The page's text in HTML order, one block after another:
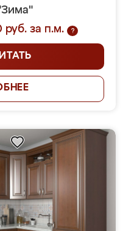
руб. за п.м.
?